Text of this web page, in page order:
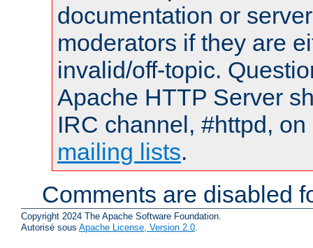
documentation or
moderators if they are
invalid/off-topic.
Apache HTTP Server
IRC channel, #httpd,
mailing lists.
Comments are disabled
Copyright 2024 The Apache Software Foundation.
Autorisé sous Apache License, Version 2.0